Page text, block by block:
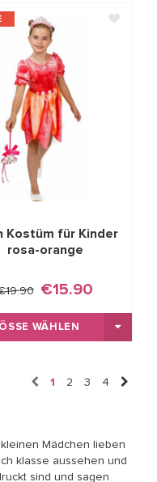
Kostüm für Kinder
rosa-orange
€15.90
WÄHLEN
1 2 3 4
Mädchen lieben
klasse aussehen und
sind und sagen